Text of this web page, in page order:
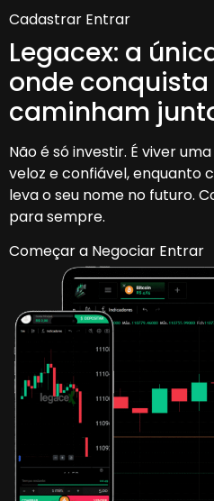
Cadastrar Entrar
Legacex: a
onde
caminham
Não é só investir. É viver
veloz e confiável, enquanto
leva o seu nome no futuro.
para sempre.
Começar a Negociar Entrar